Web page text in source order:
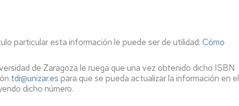
Máster
particular esta información le puede ser de utilidad: Cómo
de Zaragoza le ruega que una vez obtenido dicho ISBN
tdr@unizar.es para que se pueda actualizar la información en el
dicho número.